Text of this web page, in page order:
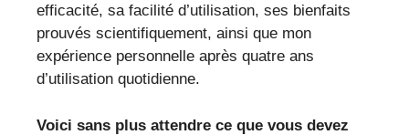
efficacité, sa facilité d’utilisation, ses bienfaits
prouvés scientifiquement, ainsi que mon
expérience personnelle après quatre ans
d’utilisation quotidienne.
Voici sans plus attendre ce que vous devez